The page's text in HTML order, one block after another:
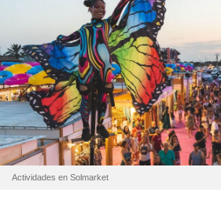
Actividades en Solmarket